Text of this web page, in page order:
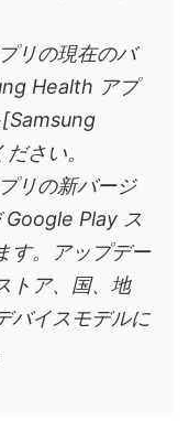
リの現在のバ
Health アプ
さい。
リの新バージ
Google Play ス
す。アップデー
トア、国、地
バイスモデルに